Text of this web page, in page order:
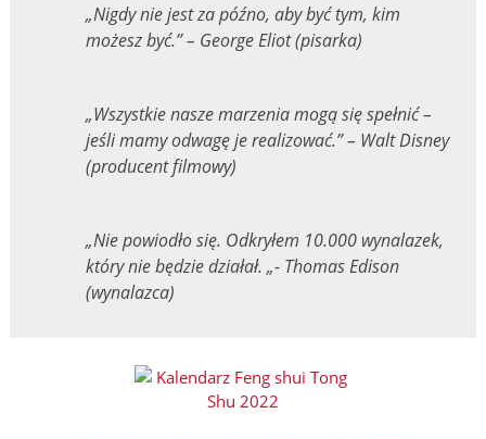
„Nigdy nie jest za późno, aby być tym, kim
możesz być.” – George Eliot (pisarka)
„Wszystkie nasze marzenia mogą się spełnić –
jeśli mamy odwagę je realizować.” – Walt Disney
(producent filmowy)
„Nie powiodło się. Odkryłem 10.000 wynalazek,
który nie będzie działał. „- Thomas Edison
(wynalazca)